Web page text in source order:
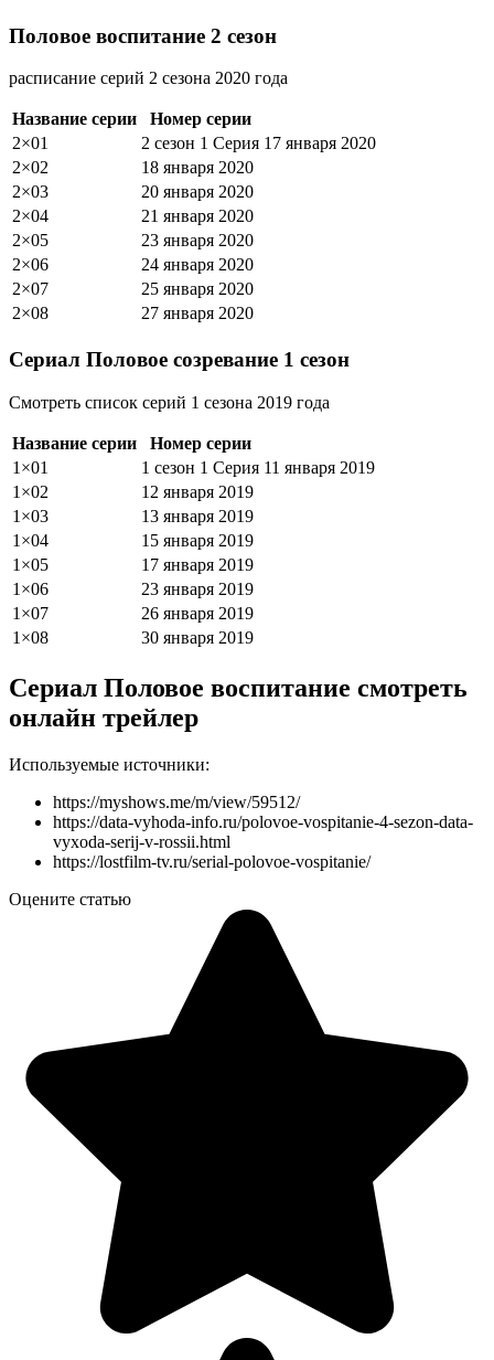
Половое воспитание 2 сезон
расписание серий 2 сезона 2020 года
Название серии
Номер серии
2×01
2 сезон 1 Серия 17 января 2020
2×02
18 января 2020
2×03
20 января 2020
2×04
21 января 2020
2×05
23 января 2020
2×06
24 января 2020
2×07
25 января 2020
2×08
27 января 2020
Сериал Половое созревание 1 сезон
Смотреть список серий 1 сезона 2019 года
Название серии
Номер серии
1×01
1 сезон 1 Серия 11 января 2019
1×02
12 января 2019
1×03
13 января 2019
1×04
15 января 2019
1×05
17 января 2019
1×06
23 января 2019
1×07
26 января 2019
1×08
30 января 2019
Сериал Половое воспитание смотреть
онлайн трейлер
Используемые источники:
https://myshows.me/m/view/59512/
https://data-vyhoda-info.ru/polovoe-vospitanie-4-sezon-data-
vyxoda-serij-v-rossii.html
https://lostfilm-tv.ru/serial-polovoe-vospitanie/
Оцените статью